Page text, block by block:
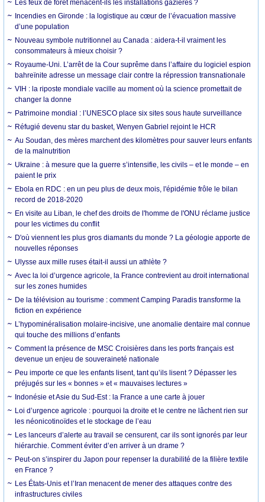
Les feux de forêt menacent-ils les installations gazières ?
Incendies en Gironde : la logistique au cœur de l’évacuation massive
d’une population
Nouveau symbole nutritionnel au Canada : aidera-t-il vraiment les
consommateurs à mieux choisir ?
Royaume-Uni. L’arrêt de la Cour suprême dans l’affaire du logiciel espion
bahreïnite adresse un message clair contre la répression transnationale
VIH : la riposte mondiale vacille au moment où la science promettait de
changer la donne
Patrimoine mondial : l’UNESCO place six sites sous haute surveillance
Réfugié devenu star du basket, Wenyen Gabriel rejoint le HCR
Au Soudan, des mères marchent des kilomètres pour sauver leurs enfants
de la malnutrition
Ukraine : à mesure que la guerre s’intensifie, les civils – et le monde – en
paient le prix
Ebola en RDC : en un peu plus de deux mois, l'épidémie frôle le bilan
record de 2018-2020
En visite au Liban, le chef des droits de l'homme de l'ONU réclame justice
pour les victimes du conflit
D'où viennent les plus gros diamants du monde ? La géologie apporte de
nouvelles réponses
Ulysse aux mille ruses était-il aussi un athlète ?
Avec la loi d’urgence agricole, la France contrevient au droit international
sur les zones humides
De la télévision au tourisme : comment Camping Paradis transforme la
fiction en expérience
L’hypominéralisation molaire-incisive, une anomalie dentaire mal connue
qui touche des millions d’enfants
Comment la présence de MSC Croisières dans les ports français est
devenue un enjeu de souveraineté nationale
Peu importe ce que les enfants lisent, tant qu’ils lisent ? Dépasser les
préjugés sur les « bonnes » et « mauvaises lectures »
Indonésie et Asie du Sud-Est : la France a une carte à jouer
Loi d’urgence agricole : pourquoi la droite et le centre ne lâchent rien sur
les néonicotinoïdes et le stockage de l’eau
Les lanceurs d’alerte au travail se censurent, car ils sont ignorés par leur
hiérarchie. Comment éviter d’en arriver à un drame ?
Peut-on s’inspirer du Japon pour repenser la durabilité de la filière textile
en France ?
Les États-Unis et l’Iran menacent de mener des attaques contre des
infrastructures civiles